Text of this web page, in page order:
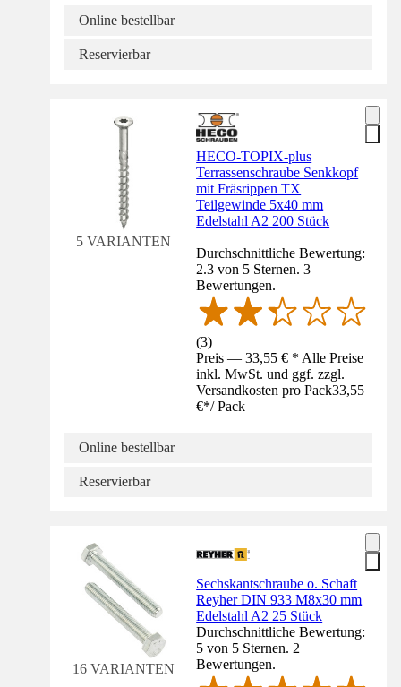
Online bestellbar
Reservierbar
5 VARIANTEN
HECO-TOPIX-plus
Terrassenschraube Senkkopf
mit Fräsrippen TX
Teilgewinde 5x40 mm
Edelstahl A2 200 Stück
Durchschnittliche Bewertung:
2.3 von 5 Sternen. 3
Bewertungen.
(3)
Preis — 33,55 € * Alle Preise
inkl. MwSt. und ggf. zzgl.
Versandkosten pro Pack33,55
€*/ Pack
Online bestellbar
Reservierbar
16 VARIANTEN
Sechskantschraube o. Schaft
Reyher DIN 933 M8x30 mm
Edelstahl A2 25 Stück
Durchschnittliche Bewertung:
5 von 5 Sternen. 2
Bewertungen.